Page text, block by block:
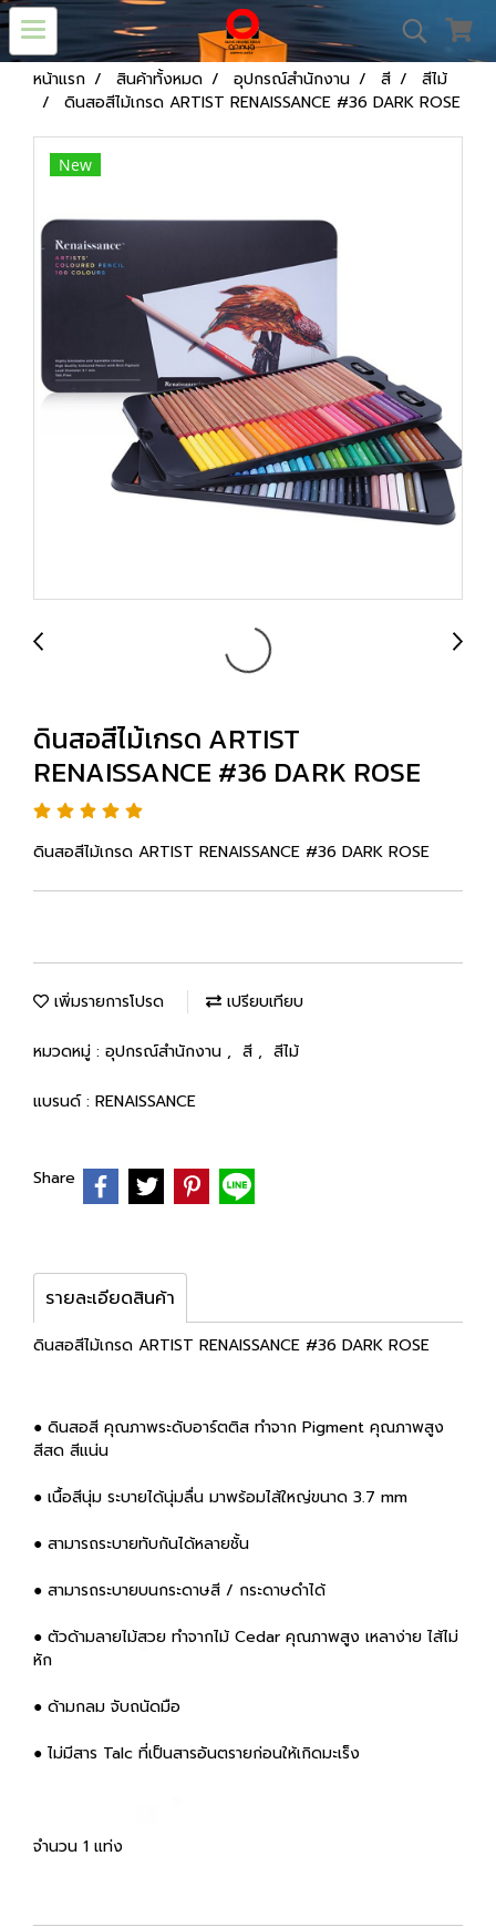
หน้าแรก สินค้าทั้งหมด อุปกรณ์สำนักงาน สี
สีไม้
ดินสอสีไม้เกรด ARTIST RENAISSANCE #36 DARK ROSE
New
ดินสอสีไม้เกรด ARTIST
RENAISSANCE #36 DARK ROSE
ดินสอสีไม้เกรด ARTIST RENAISSANCE #36 DARK ROSE
เพิ่มรายการโปรด เปรียบเทียบ
หมวดหมู่ : อุปกรณ์สำนักงาน , สี , สีไม้
แบรนด์ : RENAISSANCE
Share
รายละเอียดสินค้า
ดินสอสีไม้เกรด ARTIST RENAISSANCE #36 DARK ROSE
● ดินสอสี คุณภาพระดับอาร์ตติส ทำจาก Pigment คุณภาพสูง
สีสด สีแน่น
● เนื้อสีนุ่ม ระบายได้นุ่มลื่น มาพร้อมไส้ใหญ่ขนาด 3.7 mm
● สามารถระบายทับกันได้หลายชั้น
● สามารถระบายบนกระดาษสี / กระดาษดำได้
● ตัวด้ามลายไม้สวย ทำจากไม้ Cedar คุณภาพสูง เหลาง่าย ไส้ไม่
หัก
● ด้ามกลม จับถนัดมือ
● ไม่มีสาร Talc ที่เป็นสารอันตรายก่อนให้เกิดมะเร็ง
จำนวน 1 แท่ง